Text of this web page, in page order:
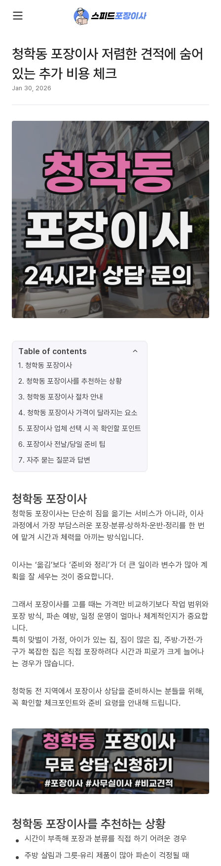
청학동 포장이사 저렴한 견적에 숨어
있는 추가 비용 체크
Jan 30, 2026
Table of contents
1. 청학동 포장이사
2. 청학동 포장이사를 추천하는 상황
3. 청학동 포장이사 절차 안내
4. 청학동 포장이사 가격이 달라지는 요소
5. 포장이사 업체 선택 시 꼭 확인할 포인트
6. 포장이사 전날/당일 준비 팁
7. 자주 묻는 질문과 답변
청학동 포장이사
청학동 포장이사는 단순히 짐을 옮기는 서비스가 아니라, 이사
과정에서 가장 부담스러운 포장·분류·상하차·운반·정리를 한 번
에 맡겨 시간과 체력을 아끼는 방식입니다.
이사는 ‘옮김’보다 ‘준비와 정리’가 더 큰 일이라 변수가 많아 계
획을 잘 세우는 것이 중요합니다.
그래서 포장이사를 고를 때는 가격만 비교하기보다 작업 범위와
포장 방식, 파손 예방, 일정 운영이 얼마나 체계적인지가 중요합
니다.
특히 맞벌이 가정, 아이가 있는 집, 짐이 많은 집, 주방·가전·가
구가 복잡한 집은 직접 포장하려다 시간과 피로가 크게 늘어나
는 경우가 많습니다.
청학동 전 지역에서 포장이사 상담을 준비하시는 분들을 위해,
꼭 확인할 체크포인트와 준비 요령을 안내해 드립니다.
청학동 포장이사를 추천하는 상황
시간이 부족해 포장과 분류를 직접 하기 어려운 경우
주방 살림과 그릇·유리 제품이 많아 파손이 걱정될 때